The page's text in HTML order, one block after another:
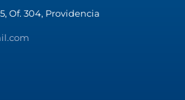
Of. 304, Providencia